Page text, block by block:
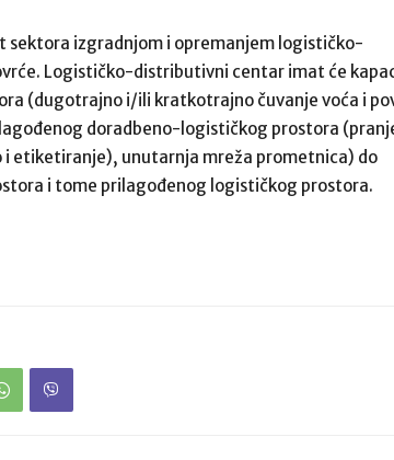
sektora izgradnjom i opremanjem logističko-
Logističko-distributivni centar imat će
(dugotrajno i/ili kratkotrajno čuvanje voća i
doradbeno-logističkog prostora
etiketiranje), unutarnja mreža prometnica) do
i tome prilagođenog logističkog prostora.